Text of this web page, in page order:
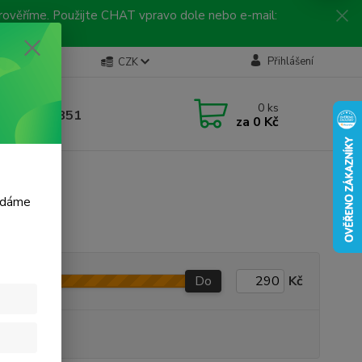
Použijte CHAT vpravo dole nebo e-mail:
Kontakty CZK Přihlášení
linka
792 217 851
9-16 hod.)
0 ks
za 0 Kč
Do Kč